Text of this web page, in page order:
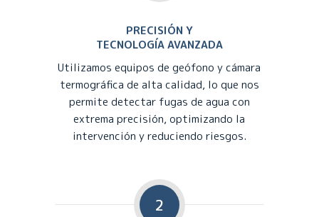
PRECISIÓN Y
TECNOLOGÍA AVANZADA
Utilizamos equipos de geófono y cámara
termográfica de alta calidad, lo que nos
permite detectar fugas de agua con
extrema precisión, optimizando la
intervención y reduciendo riesgos.
2